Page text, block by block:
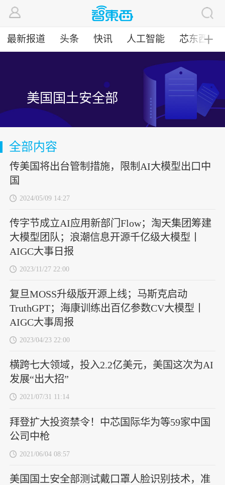
最新报道 头条 快讯 人工智能 芯东西╋
美国国土安全部
全部内容
传美国将出台管制措施，限制AI大模型出口中
国
2024/05/09 14:27
传字节成立AI应用新部门Flow；淘天集团筹建
大模型团队；浪潮信息开源千亿级大模型丨
AIGC大事日报
2023/11/27 22:00
复旦MOSS升级版开源上线；马斯克启动
TruthGPT；海康训练出百亿参数CV大模型丨
AIGC大事周报
2023/04/23 22:00
横跨七大领域，投入2.2亿美元，美国这次为AI
发展“出大招”
2021/07/31 11:14
拜登扩大投资禁令！中芯国际华为等59家中国
公司中枪
2021/06/04 08:57
美国国土安全部测试戴口罩人脸识别技术，准